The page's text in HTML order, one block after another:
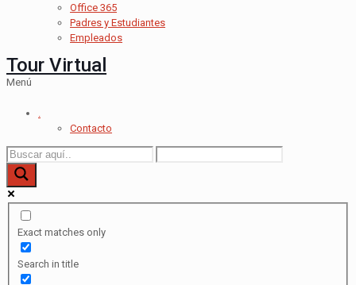
Office 365
Padres y Estudiantes
Empleados
Tour Virtual
Menú
.
Contacto
Exact matches only
Search in title